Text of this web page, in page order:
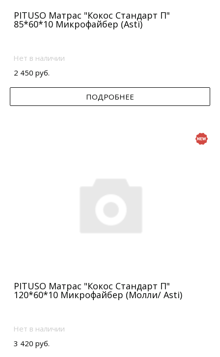
PITUSO Матрас "Кокос Стандарт П"
85*60*10 Микрофайбер (Asti)
Нет в наличии
2 450 руб.
ПОДРОБНЕЕ
PITUSO Матрас "Кокос Стандарт П"
120*60*10 Микрофайбер (Молли/ Asti)
Нет в наличии
3 420 руб.